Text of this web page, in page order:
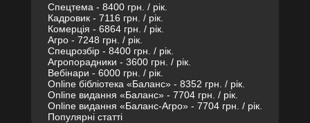
Спецтема - 8400 грн. / рік.
Кадровик - 7116 грн. / рік.
Комерція - 6864 грн. / рік.
Агро - 7248 грн. / рік.
Спецрозбір - 8400 грн. / рік.
Агропорадники - 3600 грн. / рік.
Вебінари - 6000 грн. / рік.
Online бібліотека «Баланс» - 8352 грн. / рік.
Online видання «Баланс» - 7704 грн. / рік.
Online видання «Баланс-Агро» - 7704 грн. / рік.
Популярні статті